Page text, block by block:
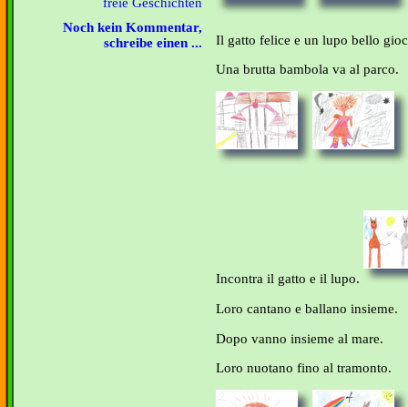
Noch kein Kommentar,
schreibe einen ...
Il gatto felice e un lupo bello
Una brutta bambola va al parco.
Incontra il gatto e il lupo.
Loro cantano e ballano insieme.
Dopo vanno insieme al mare.
Loro nuotano fino al tramonto.